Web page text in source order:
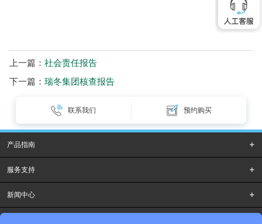
上一篇： 社会责任报告
下一篇： 瑞冬集团核查报告
联系我们 预约购买
产品指南
服务支持
新闻中心